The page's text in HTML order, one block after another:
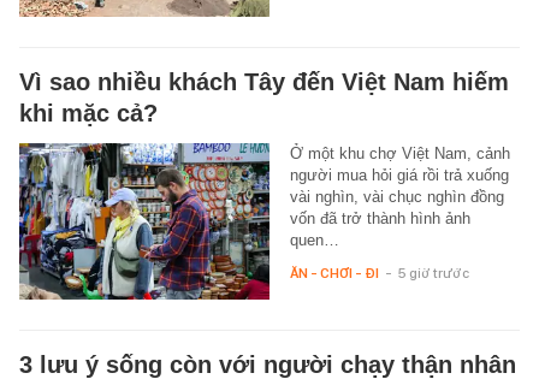
Vì sao nhiều khách Tây đến Việt Nam hiếm
khi mặc cả?
Ở một khu chợ Việt Nam, cảnh
người mua hỏi giá rồi trả xuống
vài nghìn, vài chục nghìn đồng
vốn đã trở thành hình ảnh
quen…
ĂN - CHƠI - ĐI - 5 giờ trước
3 lưu ý sống còn với người chạy thận nhân